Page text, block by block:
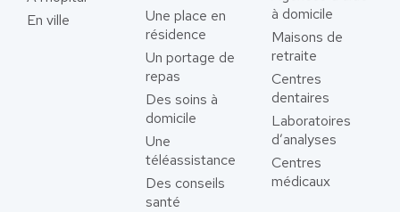
En ville
Une place en
résidence
Un portage de
repas
Des soins à
domicile
Une
téléassistance
Des conseils
santé
à domicile
Maisons de
retraite
Centres
dentaires
Laboratoires
d’analyses
Centres
médicaux